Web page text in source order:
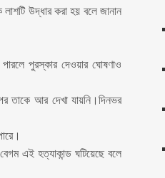
লাশটি উদ্ধার করা হয় বলে জানান
পুরস্কার দেওয়ার ঘোষণাও
তাকে আর দেখা যায়নি।দিনভর
এই হত্যাকান্ড ঘটিয়েছে বলে